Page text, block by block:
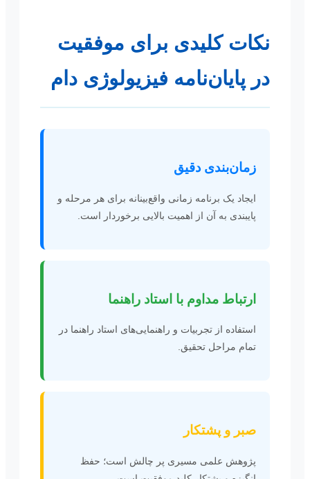
نکات کلیدی برای موفقیت
در پایان‌نامه فیزیولوژی دام
زمان‌بندی دقیق
ایجاد یک برنامه زمانی واقع‌بینانه برای هر مرحله و
پایبندی به آن از اهمیت بالایی برخوردار است.
ارتباط مداوم با استاد راهنما
استفاده از تجربیات و راهنمایی‌های استاد راهنما در
تمام مراحل تحقیق.
صبر و پشتکار
پژوهش علمی مسیری پر چالش است؛ حفظ